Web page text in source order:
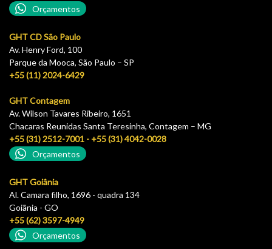
Orçamentos
GHT CD São Paulo
Av. Henry Ford, 100
Parque da Mooca, São Paulo – SP
+55 (11) 2024-6429
GHT Contagem
Av. Wilson Tavares Ribeiro, 1651
Chacaras Reunidas Santa Teresinha, Contagem – MG
+55 (31) 2512-7001 - +55 (31) 4042-0028
Orçamentos
GHT Goiânia
Al. Camara filho, 1696 - quadra 134
Goiãnia - GO
+55 (62) 3597-4949
Orçamentos